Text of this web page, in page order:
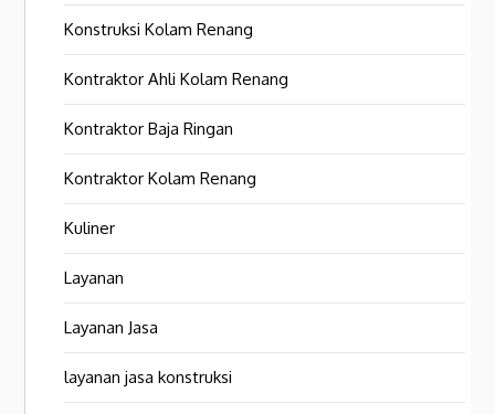
Konstruksi Kolam Renang
Kontraktor Ahli Kolam Renang
Kontraktor Baja Ringan
Kontraktor Kolam Renang
Kuliner
Layanan
Layanan Jasa
layanan jasa konstruksi